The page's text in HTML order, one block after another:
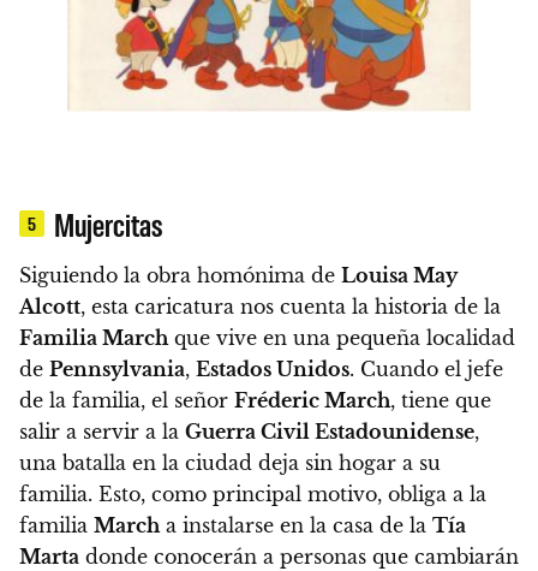
5 Mujercitas
Siguiendo la obra homónima de Louisa May
Alcott, esta caricatura nos cuenta la historia de la
Familia Marchque vive en una pequeña localidad
de Pennsylvania, Estados Unidos. Cuando el jefe
de la familia, el señor Fréderic March, tiene que
salir a servir a la Guerra Civil Estadounidense,
una batalla en la ciudad deja sin hogar a su
familia. Esto, como principal motivo, obliga a la
familia Marcha instalarse en la casa de la Tía
Marta donde conocerán a personas que cambiarán